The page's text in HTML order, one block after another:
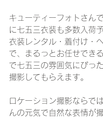
キューティーフォトさん
に七五三衣装も多数入荷予
衣装レンタル・着付け・
で、まるっとお任せでき
で七五三の雰囲気にぴっ
撮影してもらえます。
ロケーション撮影ならで
んの元気で自然な表情が